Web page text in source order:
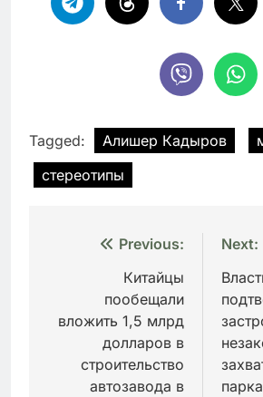
Tagged: Алишер Кадыров
стереотипы
Навигация
записям
Previous:
Китайцы
пообещали
вложить 1,5 млрд
долларов в
строительство
автозавода в
Next: